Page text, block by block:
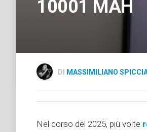
10001 MAH
DI MASSIMILIANO
Nel corso del 2025, più volte